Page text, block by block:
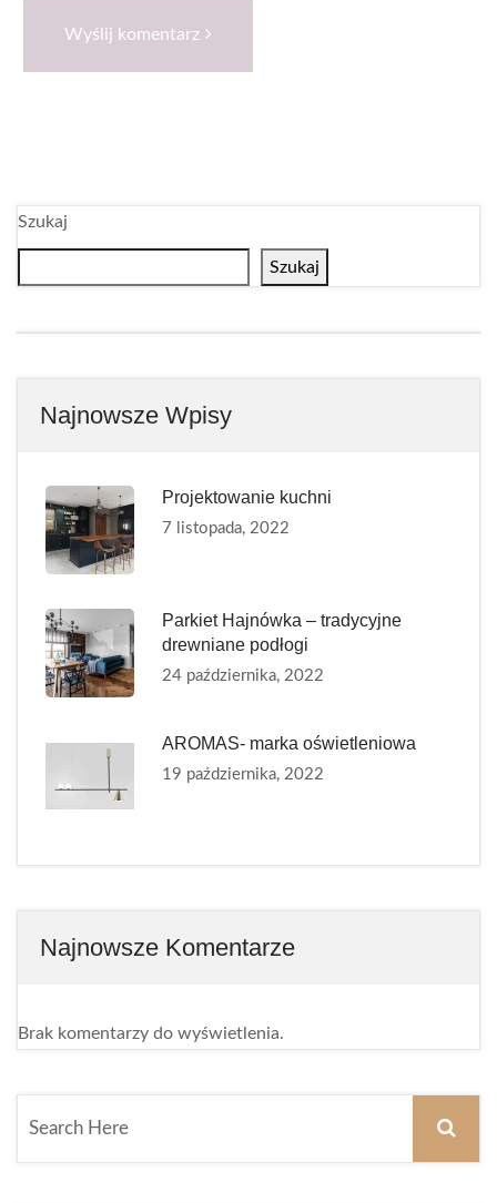
Wyślij komentarz
Szukaj
Szukaj
Najnowsze Wpisy
Projektowanie kuchni
7 listopada, 2022
Parkiet Hajnówka – tradycyjne
drewniane podłogi
24 października, 2022
AROMAS- marka oświetleniowa
19 października, 2022
Najnowsze Komentarze
Brak komentarzy do wyświetlenia.